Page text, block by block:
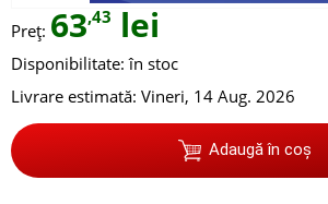
Preț: 63,43 lei
Disponibilitate: în stoc
Livrare estimată: Vineri, 14 Aug. 2026
Adaugă în coș